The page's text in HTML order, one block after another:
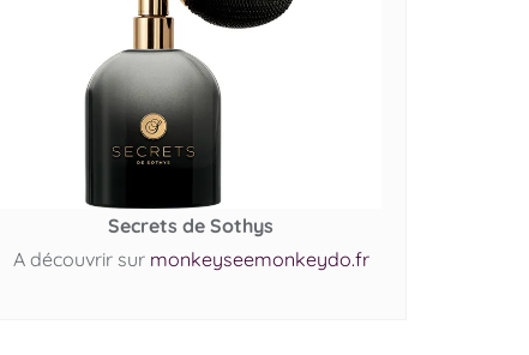
Secrets de Sothys
A découvrir sur monkeyseemonkeydo.fr